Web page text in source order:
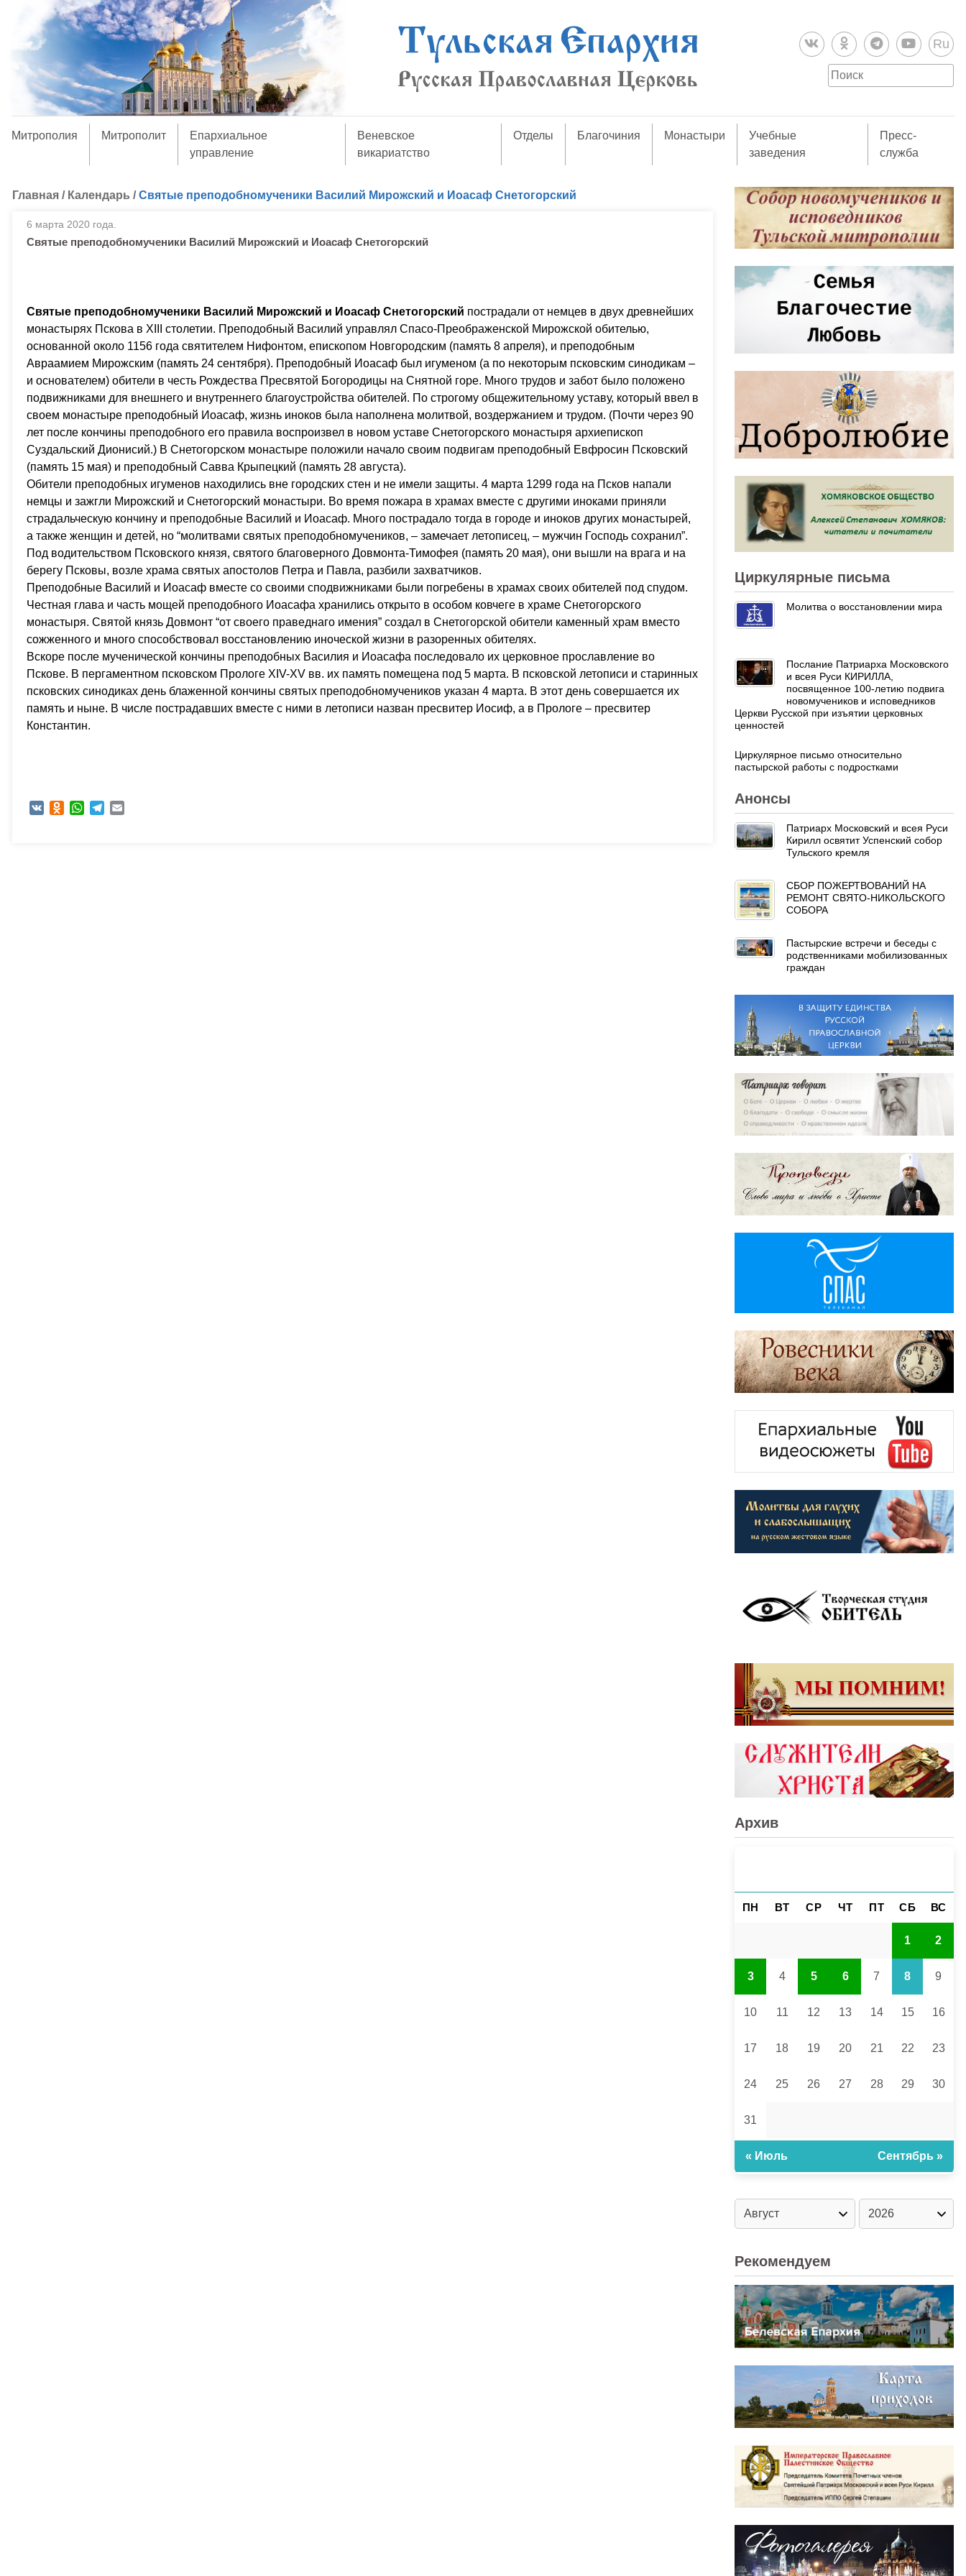
Ru
Митрополия Митрополит
Епархиальное
управление
Веневское
викариатство
Отделы Благочиния Монастыри
Учебные
заведения
Пресс-
служба
Главная / Календарь /Святые преподобномученики Василий Мирожский и Иоасаф Снетогорский
6 марта 2020 года.
Святые преподобномученики Василий Мирожский и Иоасаф Снетогорский
Святые преподобномученики Василий Мирожский и Иоасаф Снетогорский пострадали от немцев в двух древнейших
монастырях Пскова в ХIII столетии. Преподобный Василий управлял Спасо-Преображенской Мирожской обителью,
основанной около 1156 года святителем Нифонтом, епископом Новгородским (память 8 апреля), и преподобным
Авраамием Мирожским (память 24 сентября). Преподобный Иоасаф был игуменом (а по некоторым псковским синодикам –
и основателем) обители в честь Рождества Пресвятой Богородицы на Снятной горе. Много трудов и забот было положено
подвижниками для внешнего и внутреннего благоустройства обителей. По строгому общежительному уставу, который ввел в
своем монастыре преподобный Иоасаф, жизнь иноков была наполнена молитвой, воздержанием и трудом. (Почти через 90
лет после кончины преподобного его правила воспроизвел в новом уставе Снетогорского монастыря архиепископ
Суздальский Дионисий.) В Снетогорском монастыре положили начало своим подвигам преподобный Евфросин Псковский
(память 15 мая) и преподобный Савва Крыпецкий (память 28 августа).
Обители преподобных игуменов находились вне городских стен и не имели защиты. 4 марта 1299 года на Псков напали
немцы и зажгли Мирожский и Снетогорский монастыри. Во время пожара в храмах вместе с другими иноками приняли
страдальческую кончину и преподобные Василий и Иоасаф. Много пострадало тогда в городе и иноков других монастырей,
а также женщин и детей, но “молитвами святых преподобномучеников, – замечает летописец, – мужчин Господь сохранил”.
Под водительством Псковского князя, святого благоверного Довмонта-Тимофея (память 20 мая), они вышли на врага и на
берегу Псковы, возле храма святых апостолов Петра и Павла, разбили захватчиков.
Преподобные Василий и Иоасаф вместе со своими сподвижниками были погребены в храмах своих обителей под спудом.
Честная глава и часть мощей преподобного Иоасафа хранились открыто в особом ковчеге в храме Снетогорского
монастыря. Святой князь Довмонт “от своего праведнаго имения” создал в Снетогорской обители каменный храм вместо
сожженного и много способствовал восстановлению иноческой жизни в разоренных обителях.
Вскоре после мученической кончины преподобных Василия и Иоасафа последовало их церковное прославление во
Пскове. В пергаментном псковском Прологе ХIV-ХV вв. их память помещена под 5 марта. В псковской летописи и старинных
псковских синодиках день блаженной кончины святых преподобномучеников указан 4 марта. В этот день совершается их
память и ныне. В числе пострадавших вместе с ними в летописи назван пресвитер Иосиф, а в Прологе – пресвитер
Константин.
VK Odnoklassniki
WhatsAppTelegram
Циркулярные письма
Молитва о восстановлении мира
Послание Патриарха Московского
и всея Руси КИРИЛЛА,
посвященное 100-летию подвига
новомучеников и исповедников
Церкви Русской при изъятии церковных
ценностей
Циркулярное письмо относительно
пастырской работы с подростками
Анонсы
Патриарх Московский и всея Руси
Кирилл освятит Успенский собор
Тульского кремля
СБОР ПОЖЕРТВОВАНИЙ НА
РЕМОНТ СВЯТО-НИКОЛЬСКОГО
СОБОРА
Пастырские встречи и беседы с
родственниками мобилизованных
граждан
Архив
ПН ВТ СР ЧТ ПТ СБ ВС
1 2
3 4 5 6 7 8 9
10 11 12 13 14 15 16
17 18 19 20 21 22 23
24 25 26 27 28 29 30
31
« Июль Сентябрь »
Рекомендуем